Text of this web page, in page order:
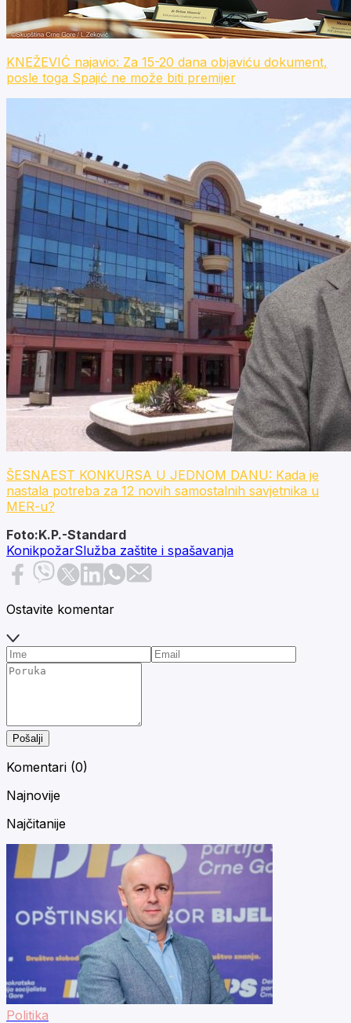
KNEŽEVIĆ najavio: Za 15-20 dana objaviću dokument,
posle toga Spajić ne može biti premijer
ŠESNAEST KONKURSA U JEDNOM DANU: Kada je
nastala potreba za 12 novih samostalnih savjetnika u
MER-u?
Foto:K.P.-Standard
KonikpožarSlužba zaštite i spašavanja
Ostavite komentar
Pošalji
Komentari (0)
Najnovije
Najčitanije
Politika